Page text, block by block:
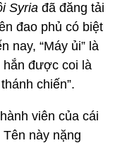
Syria đã đăng tải
đao phủ có biệt
nay, “Máy ủi” là
hắn được coi là
chiến”.
viên của cái
Tên này nặng